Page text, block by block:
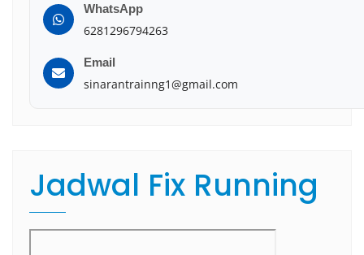
WhatsApp
6281296794263
Email
sinarantrainng1@gmail.com
Jadwal Fix Running